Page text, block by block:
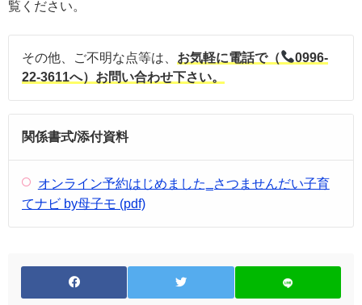
覧ください。
その他、ご不明な点等は、 お気軽に電話で（
0996-
22-3611へ）お問い合わせ下さい。
関係書式/添付資料
オンライン予約はじめました‗さつませんだい子育
てナビ by母子モ (pdf)